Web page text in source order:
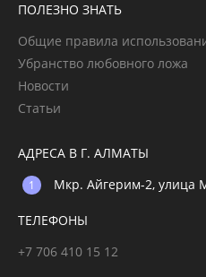
ПОЛЕЗНО ЗНАТЬ
Общие правила
Убранство любовного ложа
Новости
Статьи
АДРЕСА В Г. АЛМАТЫ
Мкр. Айгерим-2, улица
ТЕЛЕФОНЫ
+7 706 410 15 12